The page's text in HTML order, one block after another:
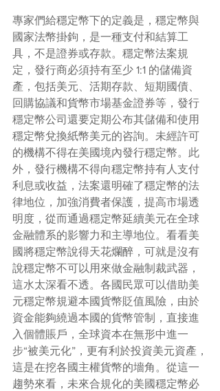
專家們給穩定幣下的定義是，穩定幣與
國家法幣掛鉤，是一種支付和結算工
具，不是證券或存款。穩定幣法案規
定，發行商必須持有至少 1:1 的儲備資
產，包括美元、活期存款、短期國債、
回購協議和貨幣市場基金證券等，發行
穩定幣公司還要定期公布其儲備和使用
穩定幣兌換紙幣美元的咨詢。未經許可
的機構不得在美國境內發行穩定幣。此
外，發行機構不得向穩定幣持有人支付
利息或收益，法案還明確了穩定幣的法
律地位，加強消費者保護，提高市場透
明度，從而通過穩定幣延續美元在全球
金融體系的影響力和主導地位。看看美
國將穩定幣說得天花爛醉，可就是沒有
說穩定幣不可以用來做金融制裁武器，
這水太深看不透。各國民眾可以借助美
元穩定幣規避本國貨幣貶值風險，由於
資金能夠繞過本國的貨幣管制，直接進
入個體賬戶，全球資本在無形中進一
步“被美元化”，更有利於投資美元資產，
這是在挖各國主權貨幣的墻角。從這一
趨勢來看，未來合規化的美國穩定幣必